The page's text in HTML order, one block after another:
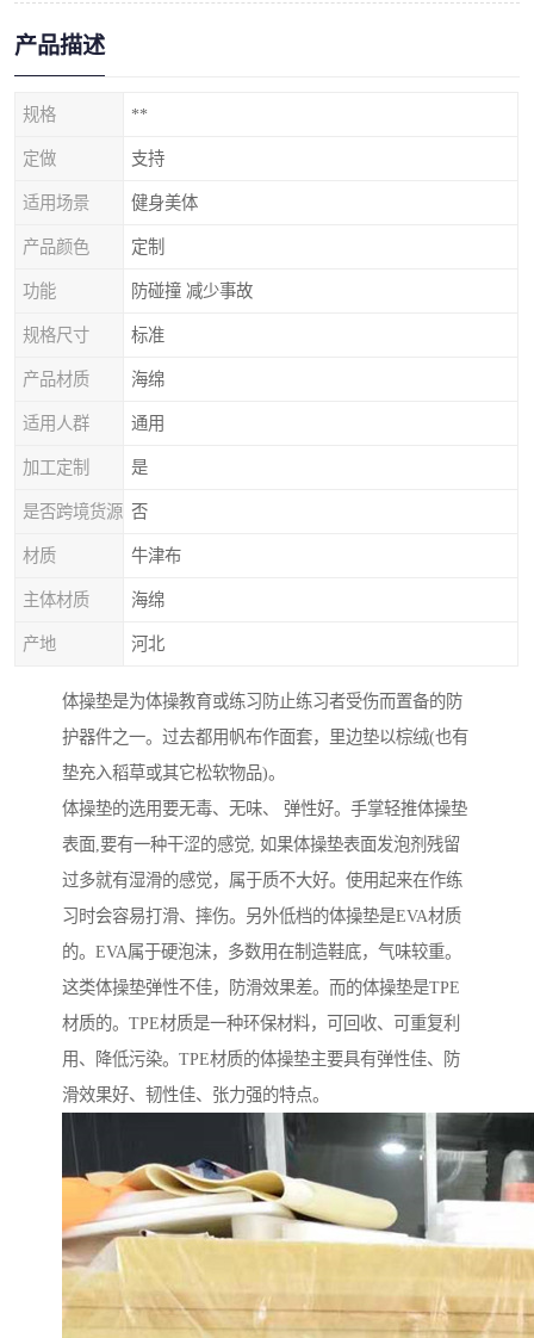
产品描述
规格 **
定做 支持
适用场景 健身美体
产品颜色 定制
功能 防碰撞 减少事故
规格尺寸 标准
产品材质 海绵
适用人群 通用
加工定制 是
是否跨境货源 否
材质 牛津布
主体材质 海绵
产地 河北
体操垫是为体操教育或练习防止练习者受伤而置备的防
护器件之一。过去都用帆布作面套，里边垫以棕绒(也有
垫充入稻草或其它松软物品)。
体操垫的选用要无毒、无味、 弹性好。手掌轻推体操垫
表面,要有一种干涩的感觉, 如果体操垫表面发泡剂残留
过多就有湿滑的感觉，属于质不大好。使用起来在作练
习时会容易打滑、摔伤。另外低档的体操垫是EVA材质
的。EVA属于硬泡沫，多数用在制造鞋底，气味较重。
这类体操垫弹性不佳，防滑效果差。而的体操垫是TPE
材质的。TPE材质是一种环保材料，可回收、可重复利
用、降低污染。TPE材质的体操垫主要具有弹性佳、防
滑效果好、韧性佳、张力强的特点。